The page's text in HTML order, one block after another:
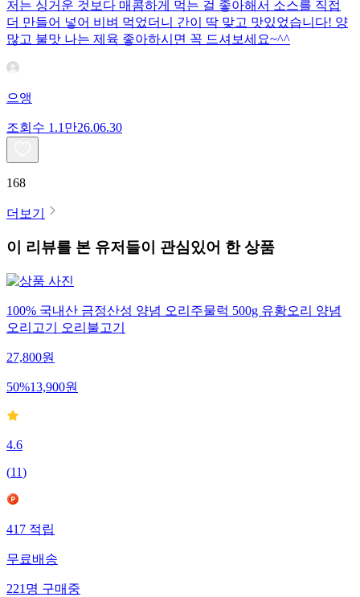
저는 싱거운 것보다 매콤하게 먹는 걸 좋아해서 소스를 직접
더 만들어 넣어 비벼 먹었더니 간이 딱 맞고 맛있었습니다! 양
많고 불맛 나는 제육 좋아하시면 꼭 드셔보세요~^^
으앵
조회수 1.1만26.06.30
168
더보기
이 리뷰를 본 유저들이 관심있어 한 상품
100% 국내산 금정산성 양념 오리주물럭 500g 유황오리 양념
오리고기 오리불고기
27,800원
50%13,900원
4.6
(11)
417 적립
무료배송
221 명 구매중